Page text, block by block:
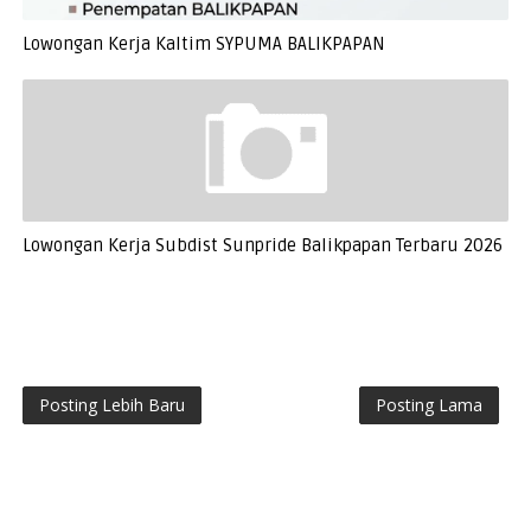
Lowongan Kerja Kaltim SYPUMA BALIKPAPAN
Lowongan Kerja Subdist Sunpride Balikpapan Terbaru 2026
Posting Lebih Baru Posting Lama